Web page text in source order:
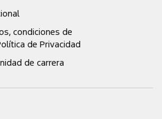
condiciones de
de Privacidad
de carrera